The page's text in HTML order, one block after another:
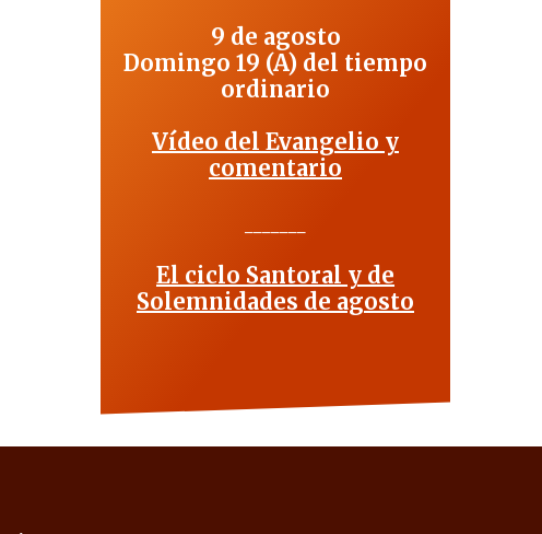
9 de agosto
Domingo 19 (A) del tiempo
ordinario
Vídeo del Evangelio y
comentario
El ciclo Santoral y de
Solemnidades de agosto